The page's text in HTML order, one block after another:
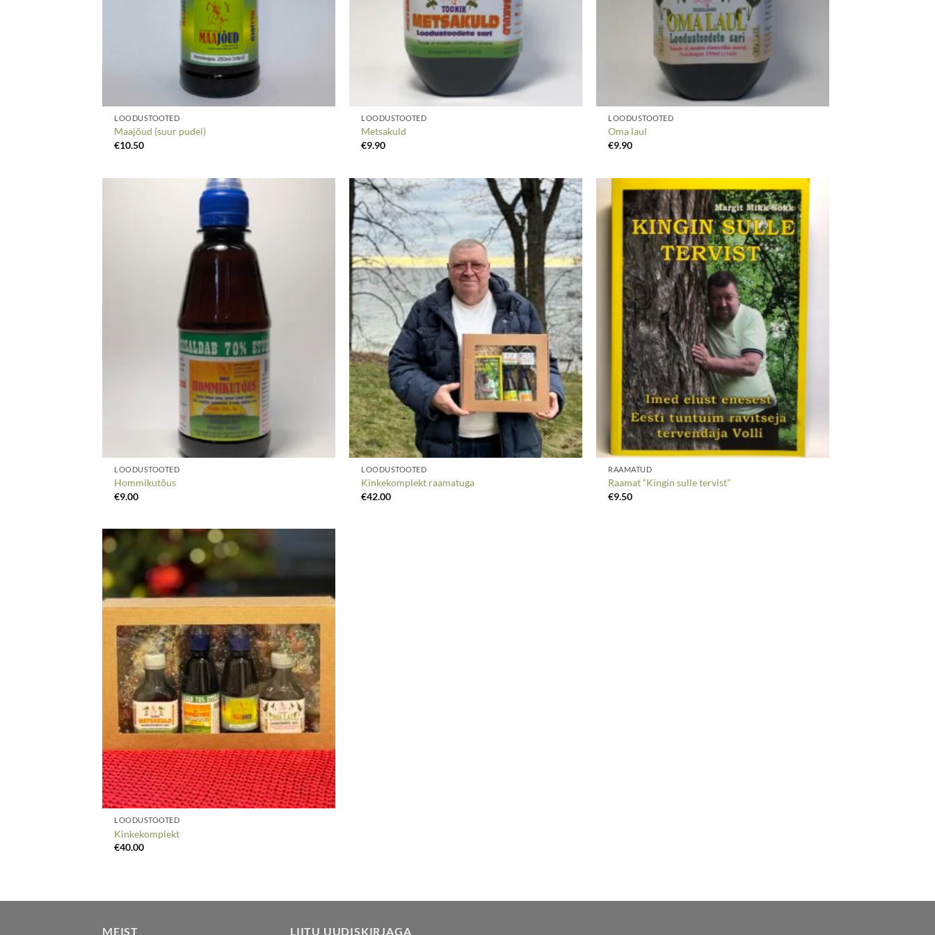
LOODUSTOOTED
Maajõud (suur pudel)
€10.50
LOODUSTOOTED
Metsakuld
€9.90
LOODUSTOOTED
Oma laul
€9.90
LOODUSTOOTED
Hommikutõus
€9.00
LOODUSTOOTED
Kinkekomplekt raamatuga
€42.00
RAAMATUD
Raamat “Kingin sulle tervist”
€9.50
LOODUSTOOTED
Kinkekomplekt
€40.00
MEIST LIITU UUDISKIRJAGA